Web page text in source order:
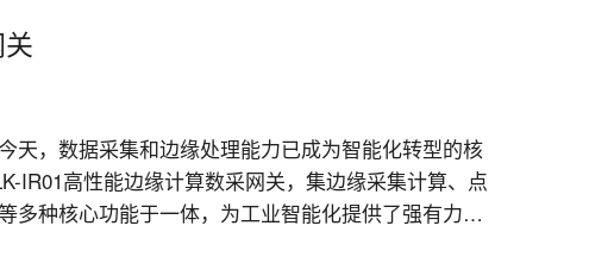
天，数据采集和边缘处理能力已成为智能化转型的核
IR01高性能边缘计算数采网关，集边缘采集计算、点
多种核心功能于一体，为工业智能化提供了强有力的